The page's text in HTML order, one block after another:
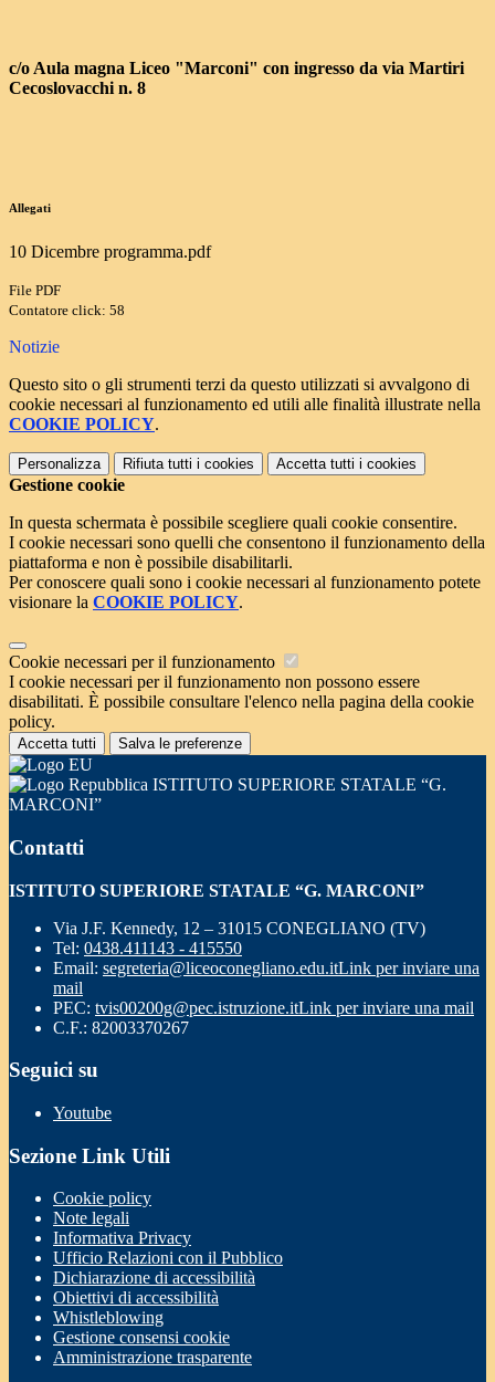
c/o Aula magna Liceo "Marconi" con ingresso da via Martiri
Cecoslovacchi n. 8
Allegati
10 Dicembre programma.pdf
File PDF
Contatore click: 58
Notizie
Questo sito o gli strumenti terzi da questo utilizzati si avvalgono di
cookie necessari al funzionamento ed utili alle finalità illustrate nella
COOKIE POLICY.
Personalizza Rifiuta tutti i cookies Accetta tutti i cookies
Gestione cookie
In questa schermata è possibile scegliere quali cookie consentire.
I cookie necessari sono quelli che consentono il funzionamento della
piattaforma e non è possibile disabilitarli.
Per conoscere quali sono i cookie necessari al funzionamento potete
visionare la COOKIE POLICY.
Cookie necessari per il funzionamento
I cookie necessari per il funzionamento non possono essere
disabilitati. È possibile consultare l'elenco nella pagina della cookie
policy.
Accetta tutti Salva le preferenze
ISTITUTO SUPERIORE STATALE “G.
MARCONI”
Contatti
ISTITUTO SUPERIORE STATALE “G. MARCONI”
Via J.F. Kennedy, 12 – 31015 CONEGLIANO (TV)
Tel: 0438.411143 - 415550
Email: segreteria@liceoconegliano.edu.itLink per inviare una
mail
PEC: tvis00200g@pec.istruzione.itLink per inviare una mail
C.F.: 82003370267
Seguici su
Youtube
Sezione Link Utili
Cookie policy
Note legali
Informativa Privacy
Ufficio Relazioni con il Pubblico
Dichiarazione di accessibilità
Obiettivi di accessibilità
Whistleblowing
Gestione consensi cookie
Amministrazione trasparente